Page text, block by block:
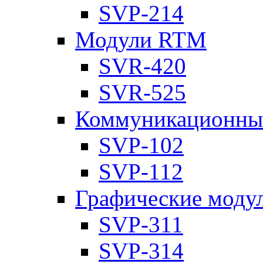
SVP-214
Модули RTM
SVR-420
SVR-525
SVP-102
SVP-112
Графические
SVP-311
SVP-314